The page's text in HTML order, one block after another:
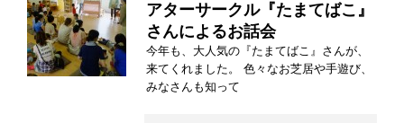
アターサークル『たまてばこ』
さんによるお話会
今年も、大人気の『たまてばこ』さんが、
来てくれました。 色々なお芝居や手遊び、
みなさんも知って